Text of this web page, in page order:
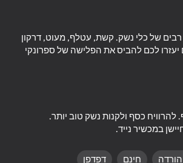
לשחק
Geometry Click: Demon Evolution
של כלי נשק. קשת, עטלף, מעוט, דרקון
יעזרו לכם להביס את הפלישה של ספרונקי
במכשיר נייד.
חינם דפדפן